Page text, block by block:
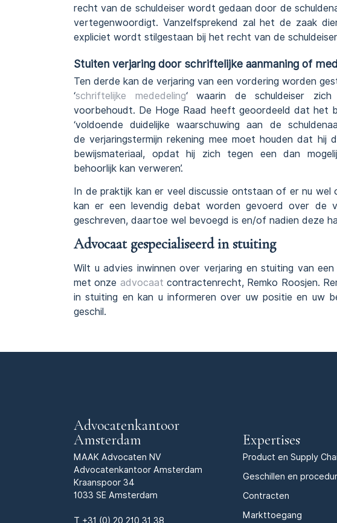
recht van de schuldeiser wordt gedaan door de
vertegenwoordigt. Vanzelfsprekend zal het de zaak
expliciet wordt stilgestaan bij het recht van de
Stuiten verjaring door schriftelijke aanmaning of
Ten derde kan de verjaring van een vordering worden
‘schriftelijke mededeling‘ waarin de schuldeiser
voorbehoudt. De Hoge Raad heeft geoordeeld dat het
‘voldoende duidelijke waarschuwing aan de
de verjaringstermijn rekening mee moet houden dat hij
bewijsmateriaal, opdat hij zich tegen een dan
behoorlijk kan verweren’.
In de praktijk kan er veel discussie ontstaan of er nu
kan er een levendig debat worden gevoerd over de
geschreven, daartoe wel bevoegd is en/of nadien deze
Advocaat gespecialiseerd in stuiting
Wilt u advies inwinnen over verjaring en stuiting van
met onze advocaat contractenrecht, Remko Roosjen.
in stuiting en kan u informeren over uw positie en uw
geschil.
Advocatenkantoor
Amsterdam
MAAK Advocaten NV
Advocatenkantoor Amsterdam
Kraanspoor 34
1033 SE Amsterdam
T +31 (0) 20 210 31 38
Expertises
Product en Supply
Geschillen en
Contracten
Markttoegang